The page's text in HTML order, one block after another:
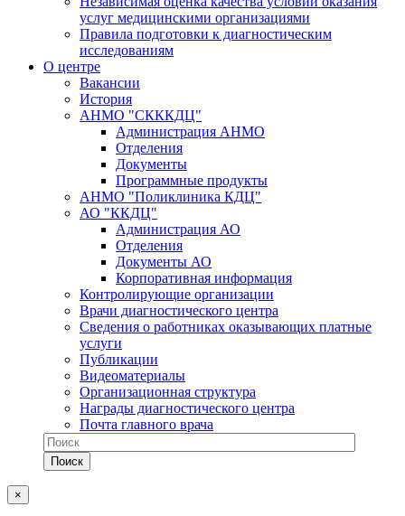
услуг медицинскими организациями
Правила подготовки к диагностическим
исследованиям
О центре
Вакансии
История
АНМО "СКККДЦ"
Администрация АНМО
Отделения
Документы
Программные продукты
АНМО "Поликлиника КДЦ"
АО "ККДЦ"
Администрация АО
Отделения
Документы АО
Корпоративная информация
Контролирующие организации
Врачи диагностического центра
Сведения о работниках оказывающих платные
услуги
Публикации
Видеоматериалы
Организационная структура
Награды диагностического центра
Почта главного врача
×